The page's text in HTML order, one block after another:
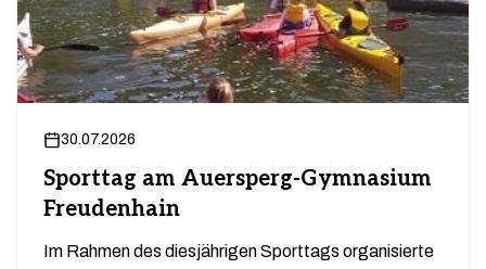
30.07.2026
Sporttag am Auersperg-Gymnasium
Freudenhain
Im Rahmen des diesjährigen Sporttags organisierte